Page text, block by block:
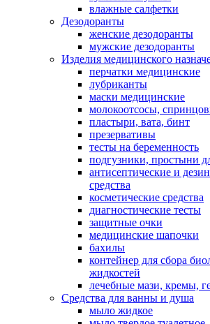
влажные салфетки
Дезодоранты
женские дезодоранты
мужские дезодоранты
Изделия медицинского
перчатки медицинские
лубриканты
маски медицинские
молокоотсосы,
пластыри, вата, бинт
презервативы
тесты на беременность
подгузники, простыни
антисептические и
средства
косметические средства
диагностические тесты
защитные очки
медицинские шапочки
бахилы
контейнер для сбора
жидкостей
лечебные мази, кремы,
Средства для ванны и душа
мыло жидкое